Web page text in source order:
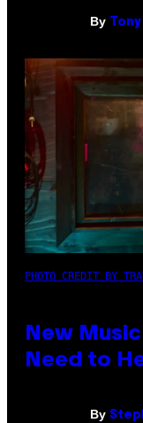
By
PHOTO CREDIT BY
New
Need to
By